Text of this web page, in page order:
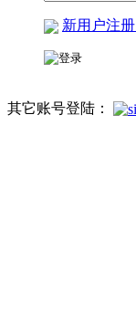
新用户注册
其它账号登陆：